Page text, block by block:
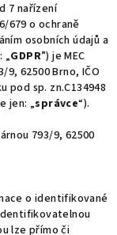
7 nařízení
679 o ochraně
osobních údajů a
„GDPR”) je MEC
9, 62500 Brno, IČO
pod sp. zn.C134948
jen: „správce“).
793/9, 62500
o identifikované
lze přímo či